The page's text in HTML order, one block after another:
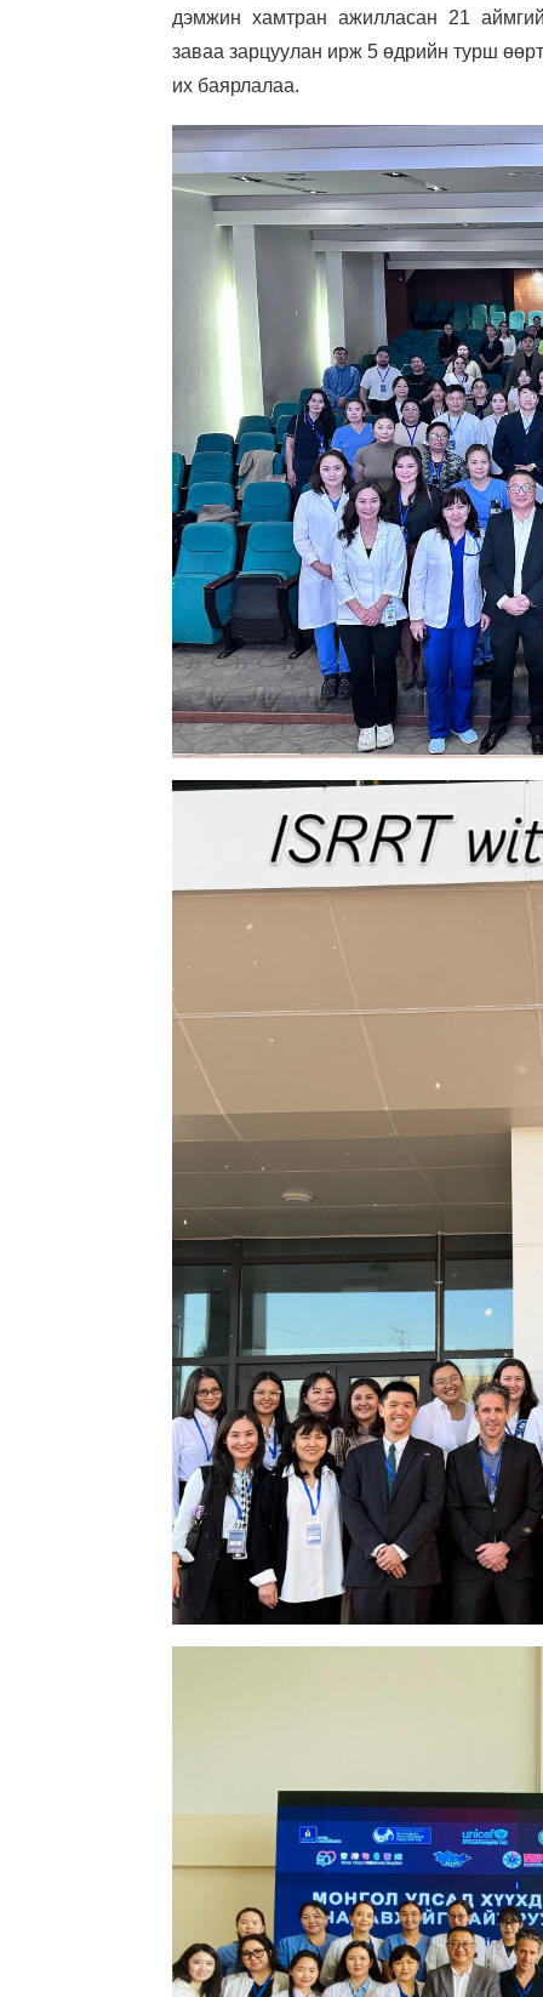
дэмжин хамтран ажилласан 21
заваа зарцуулан ирж 5 өдрийн турш
их баярлалаа.